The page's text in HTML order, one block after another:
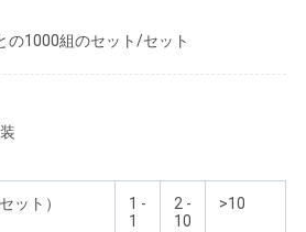
の1000組のセット/セット
ット）
1 -
1
2 -
10
>10